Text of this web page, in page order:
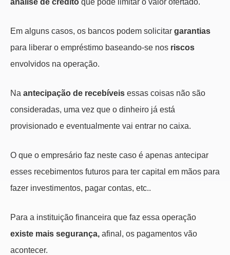
análise de crédito que pode limitar o valor ofertado.
Em alguns casos, os bancos podem solicitar garantias
para liberar o empréstimo baseando-se nos riscos
envolvidos na operação.
Na antecipação de recebíveis essas coisas não são
consideradas, uma vez que o dinheiro já está
provisionado e eventualmente vai entrar no caixa.
O que o empresário faz neste caso é apenas antecipar
esses recebimentos futuros para ter capital em mãos para
fazer investimentos, pagar contas, etc..
Para a instituição financeira que faz essa operação
existe mais segurança, afinal, os pagamentos vão
acontecer.